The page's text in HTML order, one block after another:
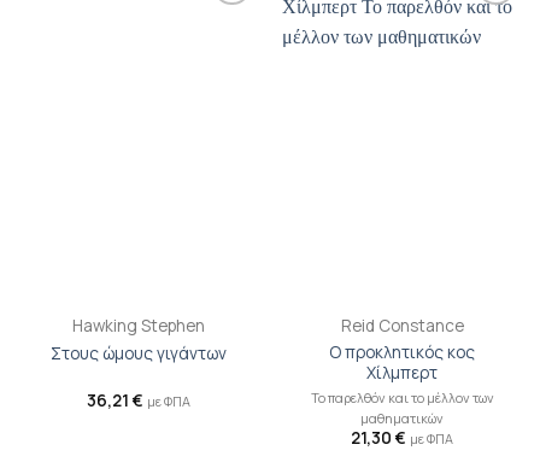
Hawking Stephen
Στους ώμους γιγάντων
36,21 € με ΦΠΑ
βιβλίου
Reid Constance
Ο προκλητικός κος
Χίλμπερτ
Το παρελθόν και το μέλλον των
μαθηματικών
21,30 € με ΦΠΑ